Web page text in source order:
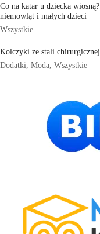
Co na katar u dziecka
niemowląt i małych dzieci
Wszystkie
Kolczyki ze stali
Dodatki Moda Wszystkie